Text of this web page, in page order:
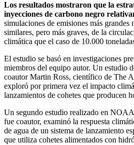
Los resultados mostraron que la
inyecciones de carbono negro
simulaciones de emisiones más grandes
similares, pero más graves, de la
climática que el caso de 10.000
El estudio se basó en investigaciones
miembros del equipo autor. Un estudio
coautor Martin Ross, científico de The
exploró por primera vez el impacto
lanzamientos de cohetes que producen
Un segundo estudio realizado en
fue coautor, examinó la respuesta
de agua de un sistema de lanzamiento
que utiliza cohetes alimentados con